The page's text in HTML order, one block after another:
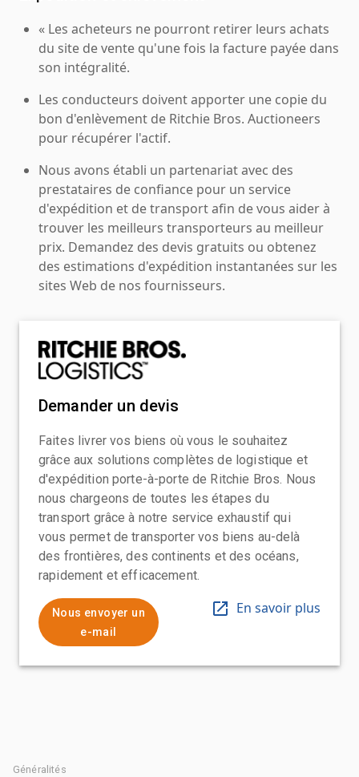
« Les acheteurs ne pourront retirer leurs achats
du site de vente qu'une fois la facture payée dans
son intégralité.
Les conducteurs doivent apporter une copie du
bon d'enlèvement de Ritchie Bros. Auctioneers
pour récupérer l'actif.
Nous avons établi un partenariat avec des
prestataires de confiance pour un service
d'expédition et de transport afin de vous aider à
trouver les meilleurs transporteurs au meilleur
prix. Demandez des devis gratuits ou obtenez
des estimations d'expédition instantanées sur les
sites Web de nos fournisseurs.
Demander un devis
Faites livrer vos biens où vous le souhaitez
grâce aux solutions complètes de logistique et
d'expédition porte-à-porte de Ritchie Bros. Nous
nous chargeons de toutes les étapes du
transport grâce à notre service exhaustif qui
vous permet de transporter vos biens au-delà
des frontières, des continents et des océans,
rapidement et efficacement.
Nous envoyer un
e-mail
En savoir plus
Généralités